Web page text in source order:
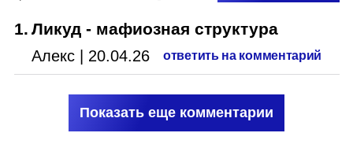
1. Ликуд - мафиозная структура
Алекс 20.04.26 ответить на комментарий
Показать еще комментарии